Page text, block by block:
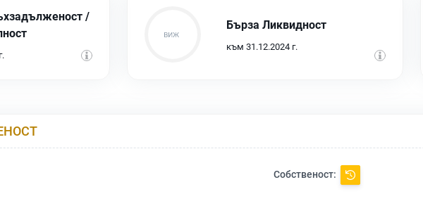
/
Бърза Ликвидност
към 31.12.2024 г.
Собственост: